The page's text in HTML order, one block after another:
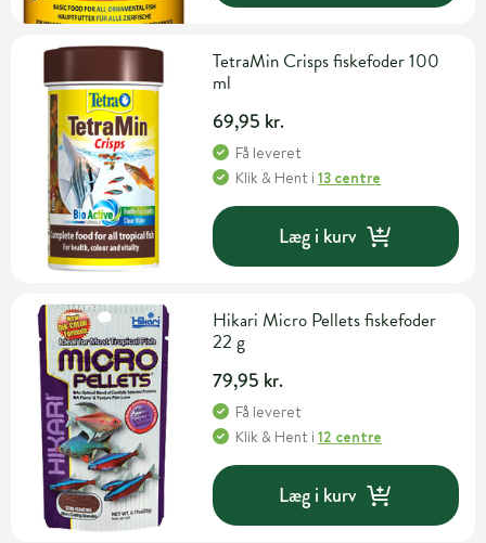
TetraMin Crisps fiskefoder 100
ml
69,95 kr.
Få leveret
Klik & Hent i13 centre
Læg i kurv
Hikari Micro Pellets fiskefoder
22 g
79,95 kr.
Få leveret
Klik & Hent i12 centre
Læg i kurv